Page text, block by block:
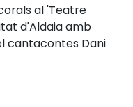
al 'Teatre
d'Aldaia amb
cantacontes Dani